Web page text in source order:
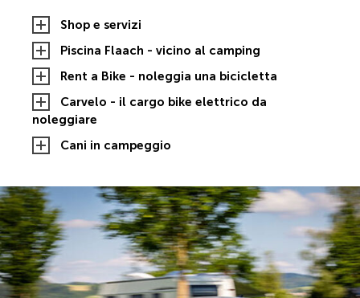
Shop e servizi
Piscina Flaach - vicino al camping
Rent a Bike - noleggia una bicicletta
Carvelo - il cargo bike elettrico da
noleggiare
Cani in campeggio